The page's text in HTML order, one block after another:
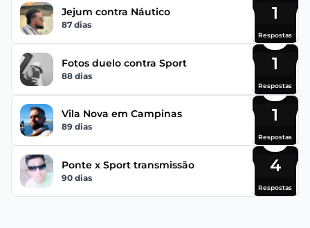
Jejum contra Náutico
87 dias
1
Respostas
Fotos duelo contra Sport
88 dias
1
Respostas
Vila Nova em Campinas
89 dias
1
Respostas
Ponte x Sport transmissão
90 dias
4
Respostas